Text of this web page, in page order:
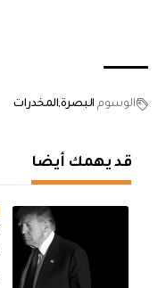
الوسوم البصرةالمخدرات
قد يهمك أيضا